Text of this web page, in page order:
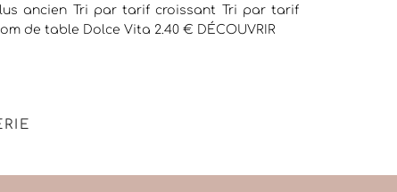
ancien Tri par tarif croissant Tri par tarif
de table Dolce Vita 2.40 € DÉCOUVRIR